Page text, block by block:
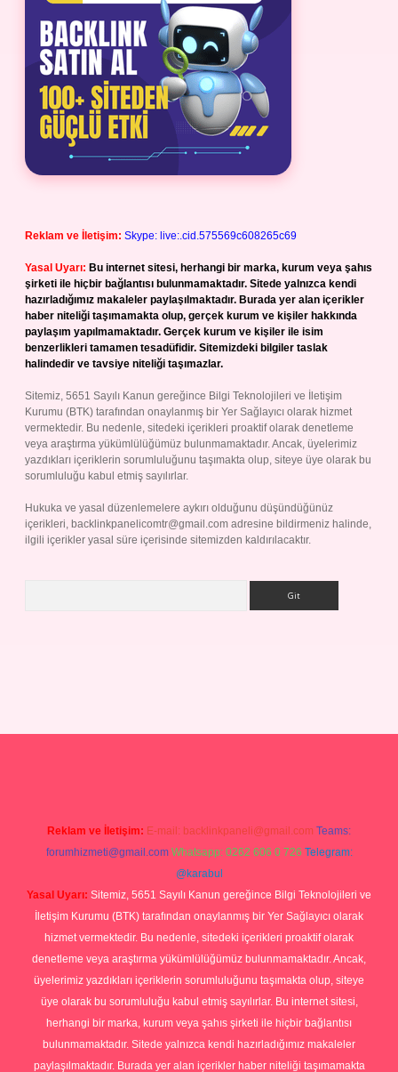
Reklam ve İletişim: Skype: live:.cid.575569c608265c69
Yasal Uyarı: Bu internet sitesi, herhangi bir marka, kurum veya şahıs
şirketi ile hiçbir bağlantısı bulunmamaktadır. Sitede yalnızca kendi
hazırladığımız makaleler paylaşılmaktadır. Burada yer alan içerikler
haber niteliği taşımamakta olup, gerçek kurum ve kişiler hakkında
paylaşım yapılmamaktadır. Gerçek kurum ve kişiler ile isim
benzerlikleri tamamen tesadüfidir. Sitemizdeki bilgiler taslak
halindedir ve tavsiye niteliği taşımazlar.
Sitemiz, 5651 Sayılı Kanun gereğince Bilgi Teknolojileri ve İletişim
Kurumu (BTK) tarafından onaylanmış bir Yer Sağlayıcı olarak hizmet
vermektedir. Bu nedenle, sitedeki içerikleri proaktif olarak denetleme
veya araştırma yükümlülüğümüz bulunmamaktadır. Ancak, üyelerimiz
yazdıkları içeriklerin sorumluluğunu taşımakta olup, siteye üye olarak bu
sorumluluğu kabul etmiş sayılırlar.
Hukuka ve yasal düzenlemelere aykırı olduğunu düşündüğünüz
içerikleri, backlinkpanelicomtr@gmail.com adresine bildirmeniz halinde,
ilgili içerikler yasal süre içerisinde sitemizden kaldırılacaktır.
Reklam ve İletişim: E-mail: backlinkpaneli@gmail.com Teams:
forumhizmeti@gmail.com Whatsapp: 0262 606 0 726 Telegram:
@karabul
Yasal Uyarı: Sitemiz, 5651 Sayılı Kanun gereğince Bilgi Teknolojileri ve
İletişim Kurumu (BTK) tarafından onaylanmış bir Yer Sağlayıcı olarak
hizmet vermektedir. Bu nedenle, sitedeki içerikleri proaktif olarak
denetleme veya araştırma yükümlülüğümüz bulunmamaktadır. Ancak,
üyelerimiz yazdıkları içeriklerin sorumluluğunu taşımakta olup, siteye
üye olarak bu sorumluluğu kabul etmiş sayılırlar. Bu internet sitesi,
herhangi bir marka, kurum veya şahıs şirketi ile hiçbir bağlantısı
bulunmamaktadır. Sitede yalnızca kendi hazırladığımız makaleler
paylaşılmaktadır. Burada yer alan içerikler haber niteliği taşımamakta